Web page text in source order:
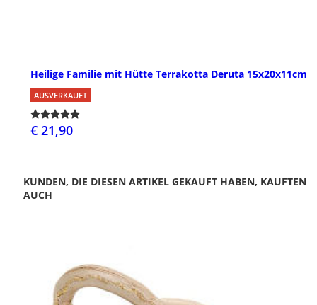
Heilige Familie mit Hütte Terrakotta Deruta 15x20x11cm
AUSVERKAUFT
€ 21,90
KUNDEN, DIE DIESEN ARTIKEL GEKAUFT HABEN, KAUFTEN
AUCH